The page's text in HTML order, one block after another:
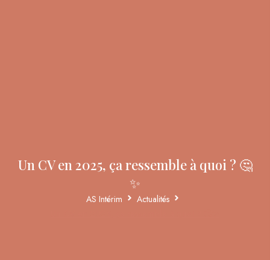
Un CV en 2025, ça ressemble à quoi ? 🤔
✨
AS Intérim
Actualités